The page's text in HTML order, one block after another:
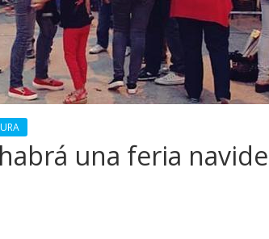
una feria